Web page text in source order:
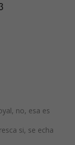
no, esa es
si, se echa